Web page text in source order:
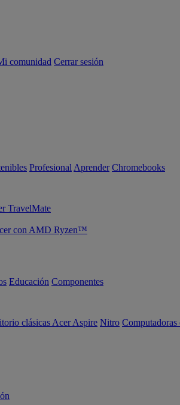
comunidad Cerrar sesión
Profesional Aprender Chromebooks
TravelMate
con AMD Ryzen™
Educación Componentes
clásicas Acer Aspire Nitro